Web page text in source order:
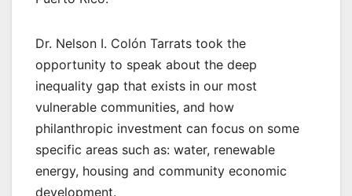
Dr. Nelson I. Colón Tarrats took the
opportunity to speak about the deep
inequality gap that exists in our most
vulnerable communities, and how
philanthropic investment can focus on some
specific areas such as: water, renewable
energy, housing and community economic
development.